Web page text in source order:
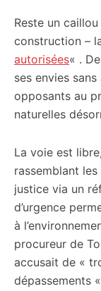
Reste un
construction –
autorisées« .
ses envies
opposants au
naturelles
La voie est
rassemblant
justice via un
d’urgence
à
procureur de
accusait de «
dépassements